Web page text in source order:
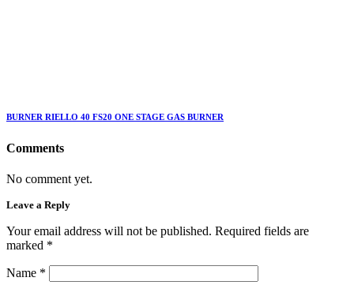
BURNER RIELLO 40 FS20 ONE STAGE GAS BURNER
Comments
No comment yet.
Leave a Reply
Your email address will not be published. Required fields are
marked *
Name *